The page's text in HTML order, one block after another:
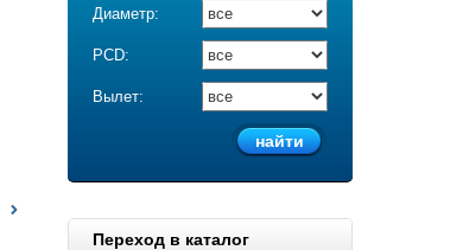
Диаметр:
PCD:
Вылет:
Переход в каталог